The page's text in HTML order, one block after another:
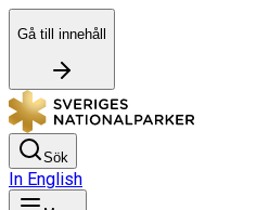
Gå till innehåll
Sök
In English